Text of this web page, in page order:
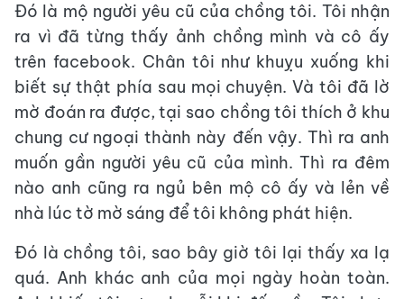
Đó là mộ người yêu cũ của chồng tôi. Tôi nhận
ra vì đã từng thấy ảnh chồng mình và cô ấy
trên facebook. Chân tôi như khuỵu xuống khi
biết sự thật phía sau mọi chuyện. Và tôi đã lờ
mờ đoán ra được, tại sao chồng tôi thích ở khu
chung cư ngoại thành này đến vậy. Thì ra anh
muốn gần người yêu cũ của mình. Thì ra đêm
nào anh cũng ra ngủ bên mộ cô ấy và lẻn về
nhà lúc tờ mờ sáng để tôi không phát hiện.
Đó là chồng tôi, sao bây giờ tôi lại thấy xa lạ
quá. Anh khác anh của mọi ngày hoàn toàn.